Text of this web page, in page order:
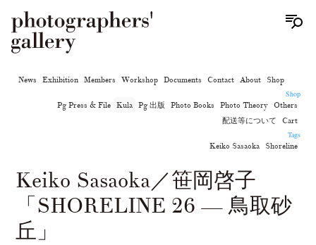
News Exhibition Members Workshop Documents Contact About
Shop
Shop
Pg Press & File Kula Pg 出版 Photo Books Photo Theory Others
配送等について
Cart
Tags
Keiko Sasaoka
Shoreline
Keiko Sasaoka／笹岡啓子
「SHORELINE 26 — 鳥取砂
丘」